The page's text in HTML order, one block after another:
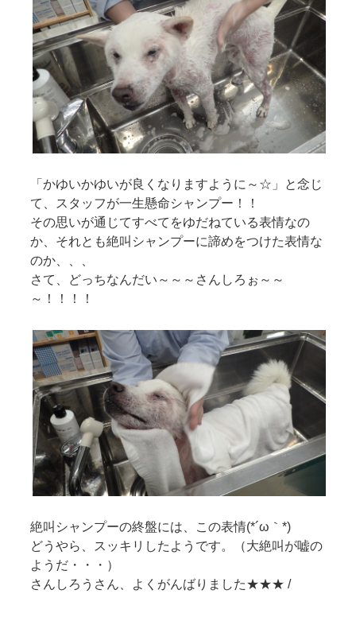
「かゆいかゆいが良くなりますように～☆」と念じ
て、スタッフが一生懸命シャンプー！！
その思いが通じてすべてをゆだねている表情なの
か、それとも絶叫シャンプーに諦めをつけた表情な
のか、、、
さて、どっちなんだい～～～さんしろぉ～～
～！！！！
絶叫シャンプーの終盤には、この表情(*´ω｀*)
どうやら、スッキリしたようです。（大絶叫が嘘の
ようだ・・・）
さんしろうさん、よくがんばりました★★★ /